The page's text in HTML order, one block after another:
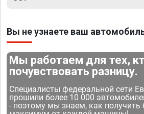
Вы не узнаете ваш
Мы работаем для тех,
почувствовать разницу.
Специалисты федеральной сети
прошили более 10 000
- поэтому мы знаем, как получить